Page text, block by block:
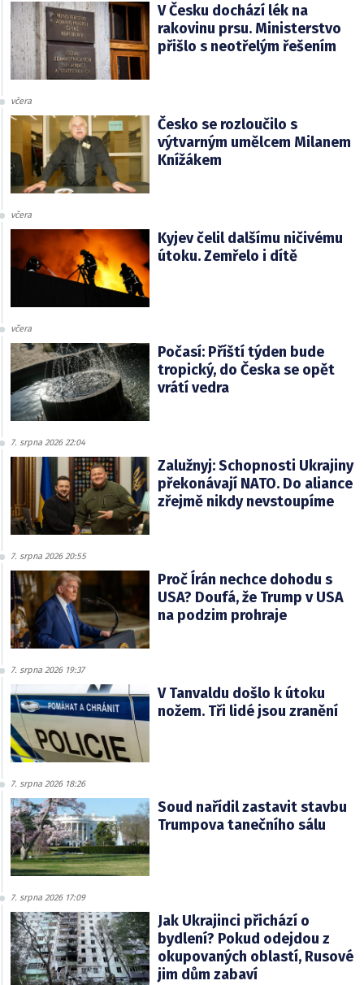
V Česku dochází lék na
rakovinu prsu. Ministerstvo
přišlo s neotřelým řešením
včera
Česko se rozloučilo s
výtvarným umělcem Milanem
Knížákem
včera
Kyjev čelil dalšímu ničivému
útoku. Zemřelo i dítě
včera
Počasí: Příští týden bude
tropický, do Česka se opět
vrátí vedra
7. srpna 2026 22:04
Zalužnyj: Schopnosti Ukrajiny
překonávají NATO. Do aliance
zřejmě nikdy nevstoupíme
7. srpna 2026 20:55
Proč Írán nechce dohodu s
USA? Doufá, že Trump v USA
na podzim prohraje
7. srpna 2026 19:37
V Tanvaldu došlo k útoku
nožem. Tři lidé jsou zranění
7. srpna 2026 18:26
Soud nařídil zastavit stavbu
Trumpova tanečního sálu
7. srpna 2026 17:09
Jak Ukrajinci přichází o
bydlení? Pokud odejdou z
okupovaných oblastí, Rusové
jim dům zabaví